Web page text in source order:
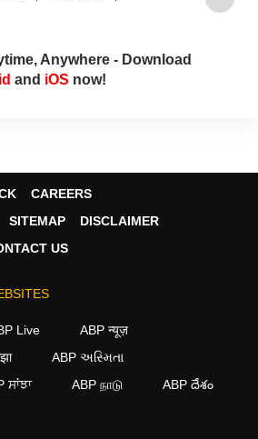
Anywhere - Download
and iOS now!
CAREERS
SITEMAP
DISCLAIMER
US
Live
ABP न्यूज़
ABP અસ્મિતા
ਸਾਂਝਾ ABP நாடு ABP దేశం